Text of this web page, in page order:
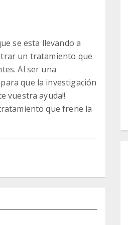
se esta llevando a
un tratamiento que
Al ser una
que la investigación
vuestra ayuda!!
que frene la